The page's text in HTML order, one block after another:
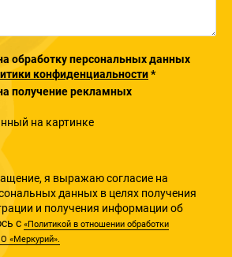
обработку персональных данных
конфиденциальности*
получение рекламных
на картинке
я выражаю согласие на
данных в целях получения
и получения информации об
с «Политикой в отношении обработки
«Меркурий».